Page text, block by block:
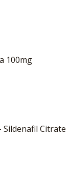
100mg
Sildenafil Citrate